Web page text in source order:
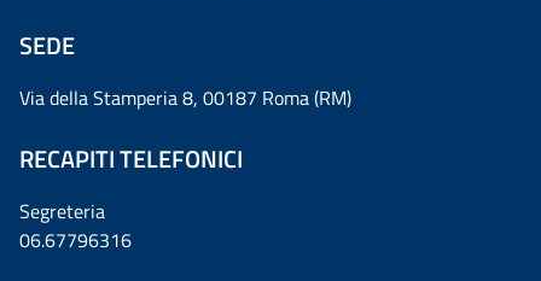
SEDE
Via della Stamperia 8, 00187 Roma (RM)
RECAPITI TELEFONICI
Segreteria
06.67796316